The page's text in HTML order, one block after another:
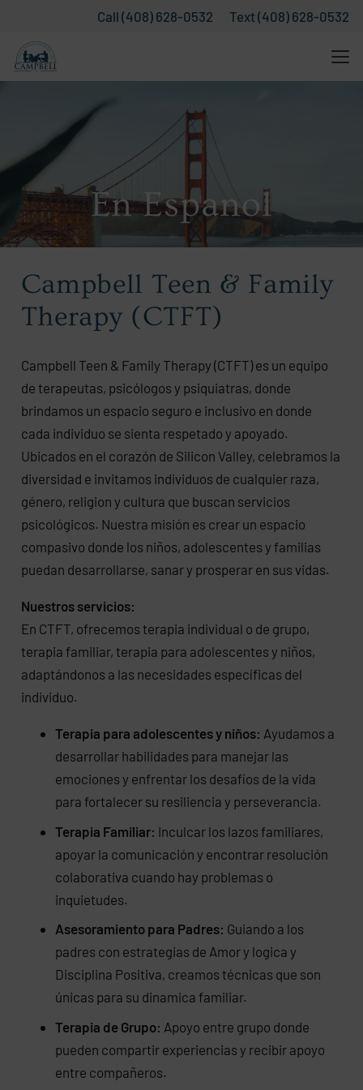
Call (408) 628-0532 Text (408) 628-0532
En Espanol
Campbell Teen & Family
Therapy (CTFT)
​Campbell Teen & Family Therapy (CTFT) es un equipo
de terapeutas, psicólogos y psiquiatras, donde
brindamos un espacio seguro e inclusivo en donde
cada individuo se sienta respetado y apoyado.
Ubicados en el corazón de Silicon Valley, celebramos la
diversidad e invitamos individuos de cualquier raza,
género, religion y cultura que buscan servicios
psicológicos. Nuestra misión es crear un espacio
compasivo donde los niños, adolescentes y familias
puedan desarrollarse, sanar y prosperar en sus vidas.
Nuestros servicios:
En CTFT, ofrecemos terapia individual o de grupo,
terapia familiar, terapia para adolescentes y niños,
adaptándonos a las necesidades específicas del
individuo.
Terapia para adolescentes y niños: Ayudamos a
desarrollar habilidades para manejar las
emociones y enfrentar los desafíos de la vida
para fortalecer su resiliencia y perseverancia.
Terapia Familiar: Inculcar los lazos familiares,
apoyar la comunicación y encontrar resolución
colaborativa cuando hay problemas o
inquietudes.
Asesoramiento para Padres: Guiando a los
padres con estrategias de Amor y logica y
Disciplina Positiva, creamos técnicas que son
únicas para su dinamica familiar.
Terapia de Grupo: Apoyo entre grupo donde
pueden compartir experiencias y recibir apoyo
entre compañeros.